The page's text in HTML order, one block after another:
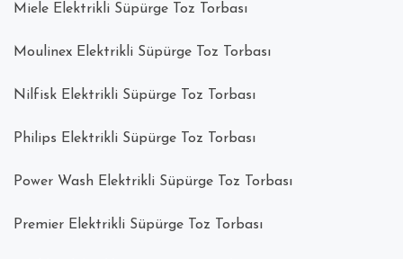
Miele Elektrikli Süpürge Toz Torbası
Moulinex Elektrikli Süpürge Toz Torbası
Nilfisk Elektrikli Süpürge Toz Torbası
Philips Elektrikli Süpürge Toz Torbası
Power Wash Elektrikli Süpürge Toz Torbası
Premier Elektrikli Süpürge Toz Torbası